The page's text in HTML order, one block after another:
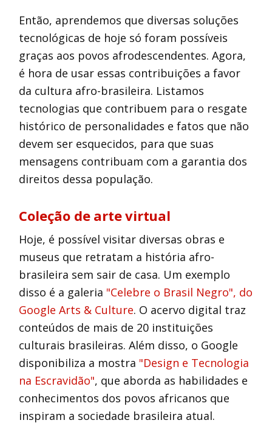
Então, aprendemos que diversas soluções
tecnológicas de hoje só foram possíveis
graças aos povos afrodescendentes. Agora,
é hora de usar essas contribuições a favor
da cultura afro-brasileira. Listamos
tecnologias que contribuem para o resgate
histórico de personalidades e fatos que não
devem ser esquecidos, para que suas
mensagens contribuam com a garantia dos
direitos dessa população.
Coleção de arte virtual
Hoje, é possível visitar diversas obras e
museus que retratam a história afro-
brasileira sem sair de casa. Um exemplo
disso é a galeria "Celebre o Brasil Negro", do
Google Arts & Culture. O acervo digital traz
conteúdos de mais de 20 instituições
culturais brasileiras. Além disso, o Google
disponibiliza a mostra "Design e Tecnologia
na Escravidão", que aborda as habilidades e
conhecimentos dos povos africanos que
inspiram a sociedade brasileira atual.